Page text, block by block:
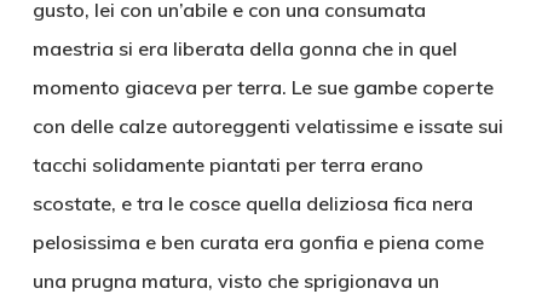
gusto, lei con un’abile e con una consumata
maestria si era liberata della gonna che in quel
momento giaceva per terra. Le sue gambe coperte
con delle calze autoreggenti velatissime e issate sui
tacchi solidamente piantati per terra erano
scostate, e tra le cosce quella deliziosa fica nera
pelosissima e ben curata era gonfia e piena come
una prugna matura, visto che sprigionava un